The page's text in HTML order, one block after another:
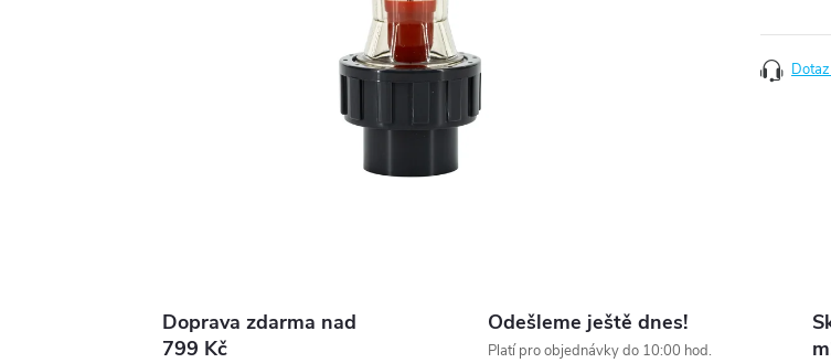
cena:
Doprava zdarma nad
799 Kč
Odešleme ještě dnes!
Platí pro objednávky do 10:00 hod.